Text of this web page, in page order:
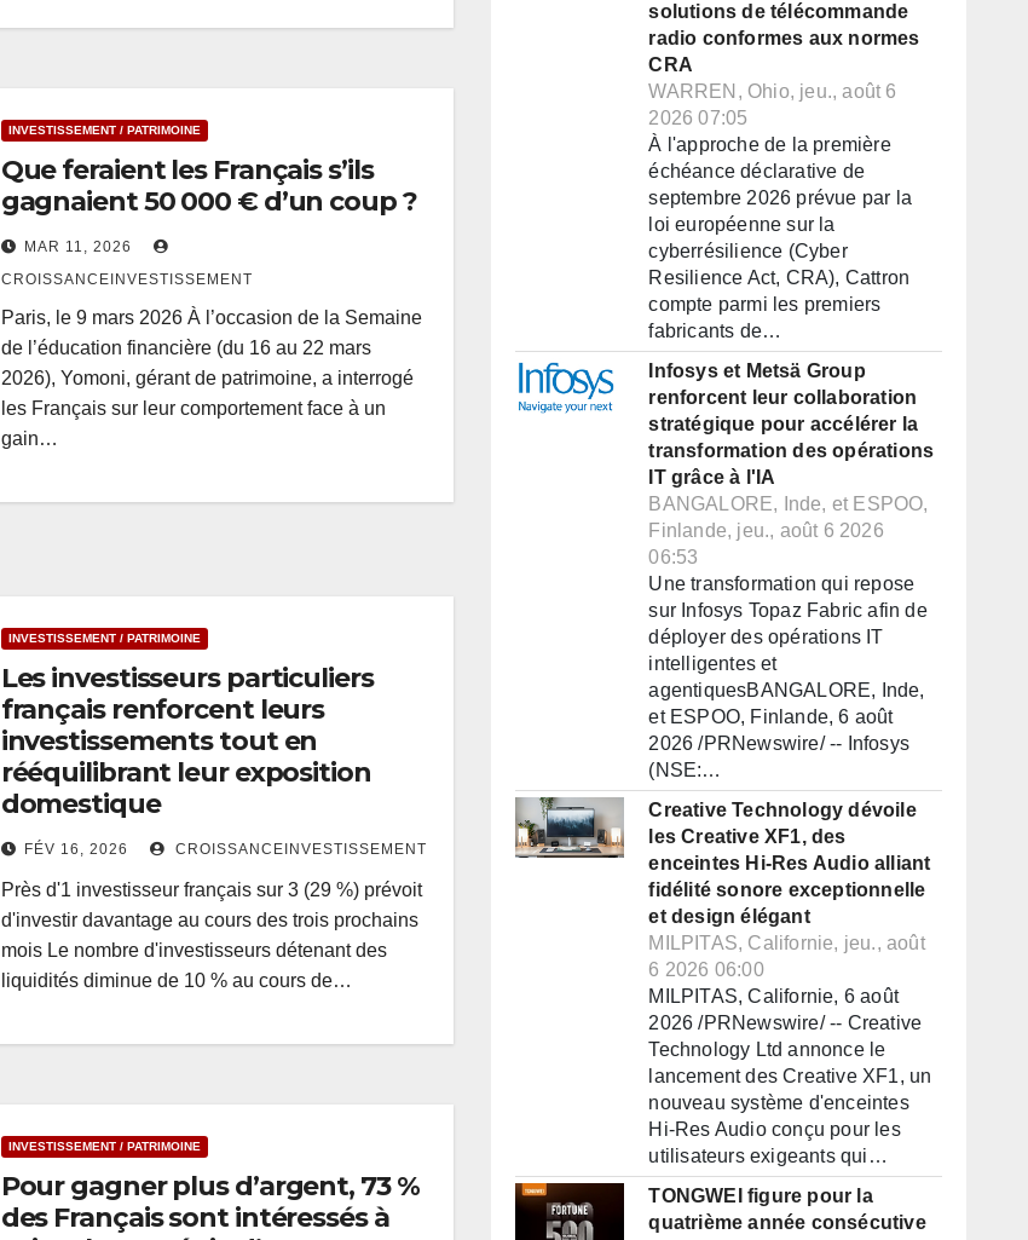
INVESTISSEMENT / PATRIMOINE
Que feraient les Français s’ils
gagnaient 50 000 € d’un coup ?
MAR 11, 2026
CROISSANCEINVESTISSEMENT
Paris, le 9 mars 2026 À l’occasion de la Semaine
de l’éducation financière (du 16 au 22 mars
2026), Yomoni, gérant de patrimoine, a interrogé
les Français sur leur comportement face à un
gain…
INVESTISSEMENT / PATRIMOINE
Les investisseurs particuliers
français renforcent leurs
investissements tout en
rééquilibrant leur exposition
domestique
FÉV 16, 2026 CROISSANCEINVESTISSEMENT
Près d'1 investisseur français sur 3 (29 %) prévoit
d'investir davantage au cours des trois prochains
mois Le nombre d'investisseurs détenant des
liquidités diminue de 10 % au cours de…
INVESTISSEMENT / PATRIMOINE
Pour gagner plus d’argent, 73 %
des Français sont intéressés à
solutions de télécommande
radio conformes aux normes
CRA
WARREN, Ohio, jeu., août 6
2026 07:05
À l'approche de la première
échéance déclarative de
septembre 2026 prévue par la
loi européenne sur la
cyberrésilience (Cyber
Resilience Act, CRA), Cattron
compte parmi les premiers
fabricants de…
Infosys et Metsä Group
renforcent leur collaboration
stratégique pour accélérer la
transformation des opérations
IT grâce à l'IA
BANGALORE, Inde, et ESPOO,
Finlande, jeu., août 6 2026
06:53
Une transformation qui repose
sur Infosys Topaz Fabric afin de
déployer des opérations IT
intelligentes et
agentiquesBANGALORE, Inde,
et ESPOO, Finlande, 6 août
2026 /PRNewswire/ -- Infosys
(NSE:…
Creative Technology dévoile
les Creative XF1, des
enceintes Hi-Res Audio alliant
fidélité sonore exceptionnelle
et design élégant
MILPITAS, Californie, jeu., août
6 2026 06:00
MILPITAS, Californie, 6 août
2026 /PRNewswire/ -- Creative
Technology Ltd annonce le
lancement des Creative XF1, un
nouveau système d'enceintes
Hi-Res Audio conçu pour les
utilisateurs exigeants qui…
TONGWEI figure pour la
quatrième année consécutive